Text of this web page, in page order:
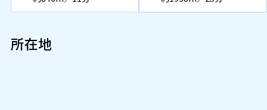
所在地